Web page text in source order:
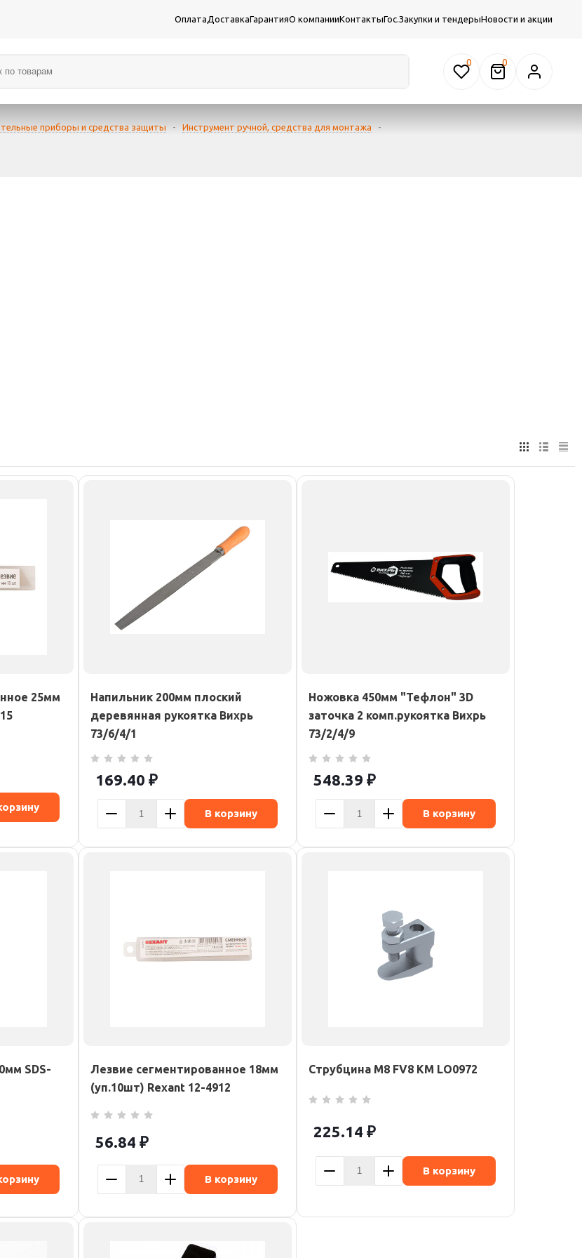
ОплатаДоставкаГарантияО компанииКонтактыГос.Закупки и тендерыНовости и акции
0
приборы и средства защиты - Инструмент ручной, средства для монтажа
-
25мм
Напильник 200мм плоский
деревянная рукоятка Вихрь
73/6/4/1
169.40 ₽
В корзину
Ножовка 450мм "Тефлон" 3D
заточка 2 комп.рукоятка Вихрь
73/2/4/9
548.39 ₽
В корзину
SDS-
Лезвие сегментированное 18мм
(уп.10шт) Rexant 12-4912
56.84 ₽
В корзину
Струбцина М8 FV8 КМ LO0972
225.14 ₽
В корзину